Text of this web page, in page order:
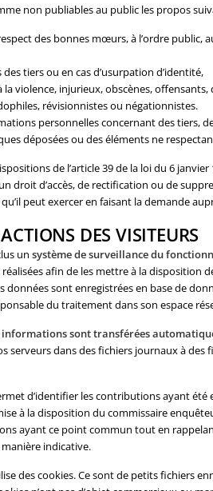
non publiables au public les propos
des bonnes mœurs, à l’ordre public,
tiers ou en cas d’usurpation d’identité,
la violence, injurieux, obscènes,
révisionnistes ou négationnistes.
personnelles concernant des tiers,
déposées ou des éléments ne
de l’article 39 de la loi du 6
droit d’accès, de rectification ou de
peut exercer en faisant la demande
DES VISITEURS
un système de surveillance du
afin de les mettre à la disposition
données sont enregistrées en base de
du traitement dans son espace
sont transférées
serveurs dans des fichiers journaux à des
d’identifier les contributions ayant été
à la disposition du commissaire
ayant ce point commun tout en
indicative.
des cookies. Ce sont de petits fichiers